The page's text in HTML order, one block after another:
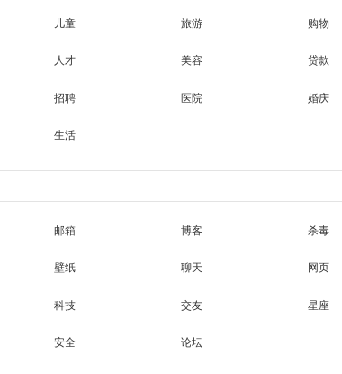
儿童 旅游 购物
人才 美容 贷款
招聘 医院 婚庆
生活
邮箱 博客 杀毒
壁纸 聊天 网页
科技 交友 星座
安全 论坛